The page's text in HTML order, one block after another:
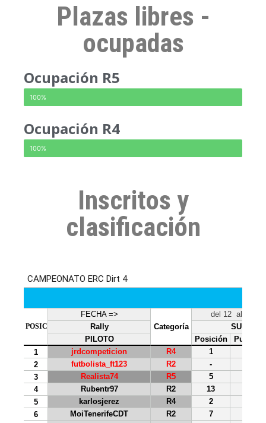
Plazas libres -
ocupadas
Ocupación R5
OCUPADO
100%
Ocupación R4
OCUPADO
100%
Inscritos y
clasificación